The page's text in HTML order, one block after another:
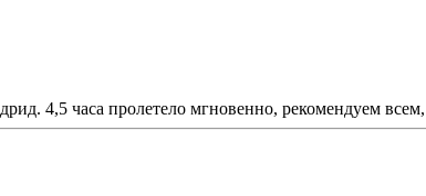
4,5 часа пролетело мгновенно, рекомендуем